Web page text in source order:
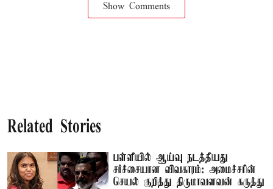
Show Comments
Related Stories
பள்ளியில் ஆய்வு நடத்தியது
சர்ச்சையான விவகாரம்: அமைச்சரின்
செயல் குறித்து திருமாவளவன் கருத்து